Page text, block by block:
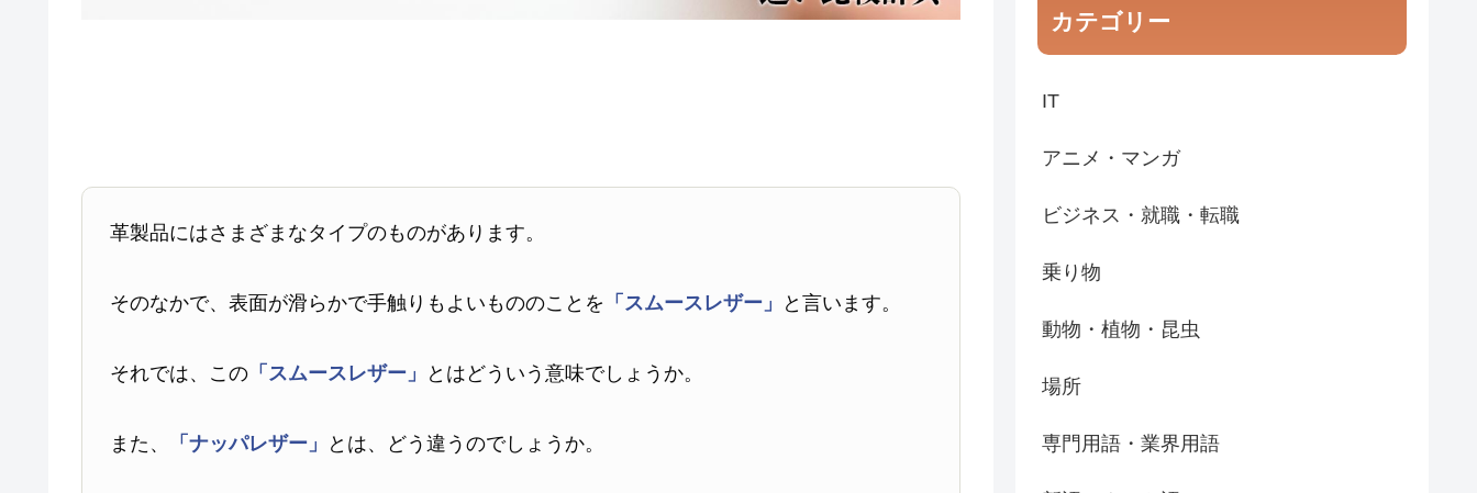
革製品にはさまざまなタイプのものがあります。
そのなかで、表面が滑らかで手触りもよいもののことを 「スムースレザー」 と言います。
それでは、この 「スムースレザー」 とはどういう意味でしょうか。
また、 「ナッパレザー」 とは、どう違うのでしょうか。
カテゴリー
IT
アニメ・マンガ
ビジネス・就職・転職
乗り物
動物・植物・昆虫
場所
専門用語・業界用語